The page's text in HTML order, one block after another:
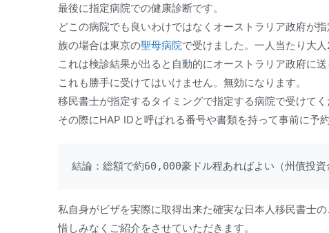
最後に指定病院での健康診断です。
どこの病院でも良いわけではなくオーストラリア政府が
族の場合は東京の聖母病院で受けました。一人当たり大
これは検診結果が出ると自動的にオーストラリア政府に送
これも勝手に受けてはいけません。無効になります。
移民書士が指定するタイミングで指定する病院で受けてく
その際にHAP IDと呼ばれる番号や書類を持って事前に予
結論：総額で約60,000豪ドル程あればよい（州債投資
私自身がビザを実際に取得出来た確実な日本人移民書士
惜しみなくご紹介をさせていただきます。